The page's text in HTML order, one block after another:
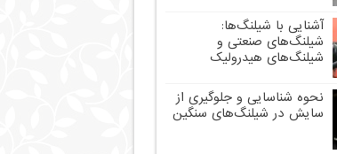
آشنایی با شیلنگ‌ها:
شیلنگ‌های صنعتی و
شیلنگ‌های هیدرولیک
نحوه شناسایی و جلوگیری از
سایش در شیلنگ‌های سنگین